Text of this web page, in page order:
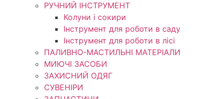
РУЧНИЙ ІНСТРУМЕНТ
Колуни і сокири
Інструмент для роботи в саду
Інструмент для роботи в лісі
ПАЛИВНО-МАСТИЛЬНІ МАТЕРІАЛИ
МИЮЧІ ЗАСОБИ
ЗАХИСНИЙ ОДЯГ
СУВЕНІРИ